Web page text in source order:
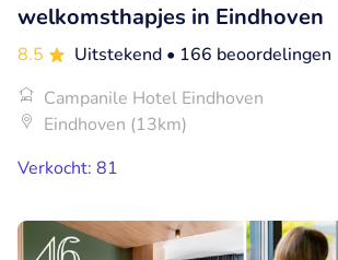
welkomsthapjes in Eindhoven
8.5 Uitstekend • 166 beoordelingen
Campanile Hotel Eindhoven
Eindhoven (13km)
Verkocht: 81